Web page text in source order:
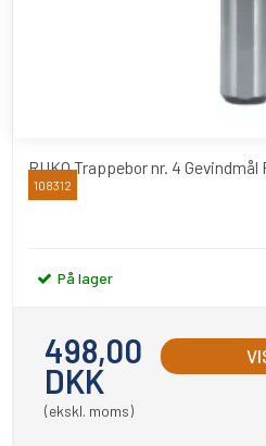
RUKO Trappebor nr. 4 Gevindmål
RUKO
108312
På lager
498,00
DKK
(ekskl. moms)